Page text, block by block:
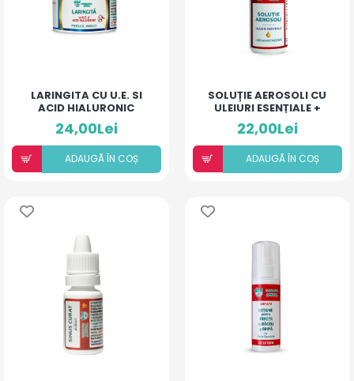
LARINGITA CU U.E. SI
ACID HIALURONIC
(PIERSICĂ ȘI MANGO)
24,00Lei
ADAUGÃ ÎN COȘ
SOLUȚIE AEROSOLI CU
ULEIURI ESENȚIALE +
DEXAMETAZONĂ
22,00Lei
ADAUGÃ ÎN COȘ